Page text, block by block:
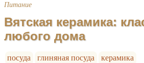
Питание
Вятская керамика:
любого дома
посуда глиняная посуда керамика